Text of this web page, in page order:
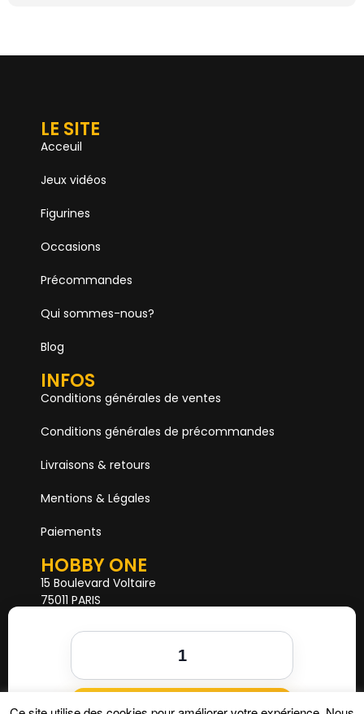
LE SITE
Acceuil
Jeux vidéos
Figurines
Occasions
Précommandes
Qui sommes-nous?
Blog
INFOS
Conditions générales de ventes
Conditions générales de précommandes
Livraisons & retours
Mentions & Légales
Paiements
HOBBY ONE
15 Boulevard Voltaire
75011 PARIS
Mail. hobby1shop@gmail.com
Tél. 01 402 11 402
NOUS SUIVRE